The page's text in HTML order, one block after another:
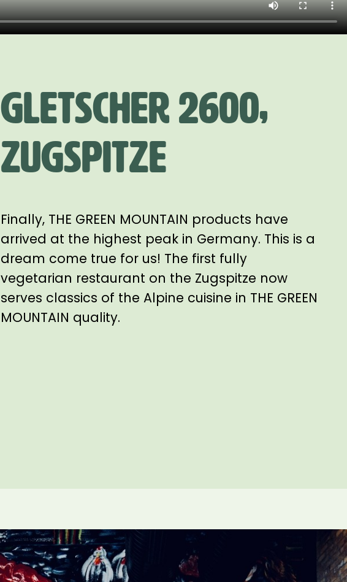
Gletscher 2600,
Zugspitze
Finally, THE GREEN MOUNTAIN products have
arrived at the highest peak in Germany. This is a
dream come true for us! The first fully
vegetarian restaurant on the Zugspitze now
serves classics of the Alpine cuisine in THE GREEN
MOUNTAIN quality.